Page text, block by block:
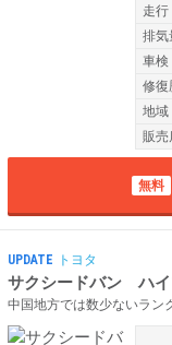
走行
排気
車検
修復
地域
販売
無料
UPDATE トヨタ
サクシードバン ハ
中国地方では数少ないラン